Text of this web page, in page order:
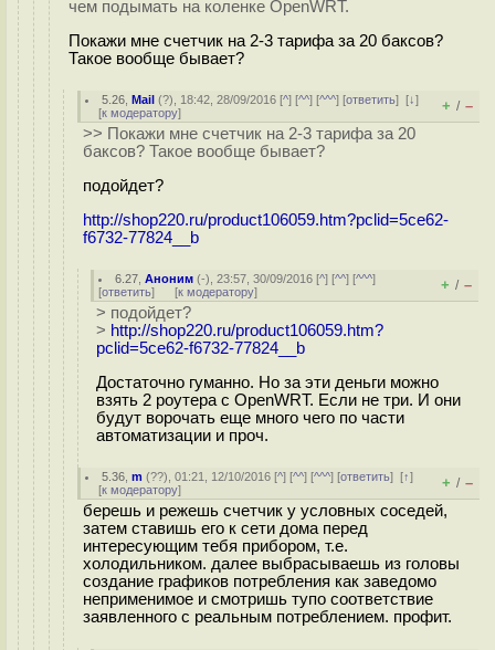
чем подымать на коленке OpenWRT.
Покажи мне счетчик на 2-3 тарифа за 20 баксов?
Такое вообще бывает?
5.26 ,Mail (?), 18:42, 28/09/2016 [^] [^^] [^^^] [ответить][↓]
[к модератору] + / –
>> Покажи мне счетчик на 2-3 тарифа за 20
баксов? Такое вообще бывает?
подойдет?
http://shop220.ru/product106059.htm?pclid=5ce62-
f6732-77824__b
6.27 ,Аноним (-), 23:57, 30/09/2016 [^] [^^] [^^^]
[ответить] [к модератору] + / –
> подойдет?
> http://shop220.ru/product106059.htm?
pclid=5ce62-f6732-77824__b
Достаточно гуманно. Но за эти деньги можно
взять 2 роутера с OpenWRT. Если не три. И они
будут ворочать еще много чего по части
автоматизации и проч.
5.36 ,m (??), 01:21, 12/10/2016 [^] [^^] [^^^] [ответить][↑]
[к модератору] + / –
берешь и режешь счетчик у условных соседей,
затем ставишь его к сети дома перед
интересующим тебя прибором, т.е.
холодильником. далее выбрасываешь из головы
создание графиков потребления как заведомо
неприменимое и смотришь тупо соответствие
заявленного с реальным потреблением. профит.